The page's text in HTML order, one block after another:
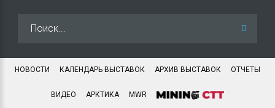
НОВОСТИ КАЛЕНДАРЬ ВЫСТАВОК АРХИВ ВЫСТАВОК ОТЧЕТЫ
ВИДЕО АРКТИКА MWR